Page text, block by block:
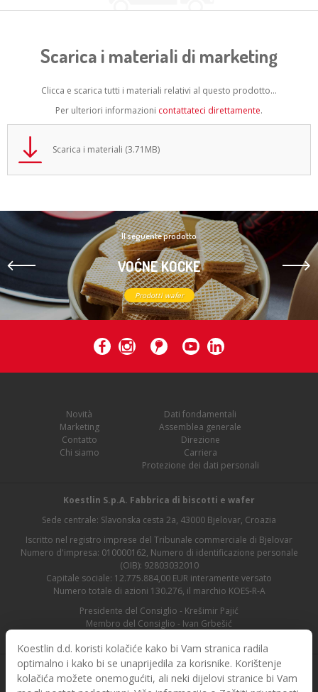
Koestlin d.d. koristi kolačiće kako bi Vam stranica radila
optimalno i kako bi se unaprijedila za korisnike. Korištenje
kolačića možete onemogućiti, ali neki dijelovi stranice bi Vam
Scarica i materiali di marketing
Clicca e scarica tutti i materiali relativi al questo prodotto...
Per ulteriori informazioni contattateci direttamente.
Scarica i materiali (3.71MB)
Il seguente prodotto
VOĆNE KOCKE
Prodotti wafer
Novità
Marketing
Contatto
Chi siamo
Dati fondamentali
Assemblea generale
Direzione
Carriera
Protezione dei dati personali
Koestlin S.p.A. Fabbrica di biscotti e wafer
Sede centrale: Slavonska cesta 2a, 43000 Bjelovar, Croazia
Iscritto nel registro imprese del Tribunale commerciale di Bjelovar
Numero d'impresa: 010000162, Numero di identificazione personale
(OIB): 92803032010
Capitale sociale: 12.775.884,00 EUR interamente versato
Numero totale di azioni 130.276, il marchio KOES-R-A
Presidente del Consiglio - Krešimir Pajić
Membro del Consiglio - Ivan Grbešić